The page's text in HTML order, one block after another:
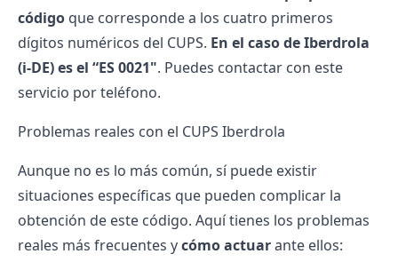
código que corresponde a los cuatro primeros
dígitos numéricos del CUPS. En el caso de Iberdrola
(i-DE) es el “ES 0021". Puedes contactar con este
servicio porteléfono.
Problemas reales con el CUPS Iberdrola
Aunque no es lo más común, sí puede existir
situaciones específicas que pueden complicar la
obtención de este código. Aquí tienes los problemas
reales más frecuentes ycómo actuarante ellos: